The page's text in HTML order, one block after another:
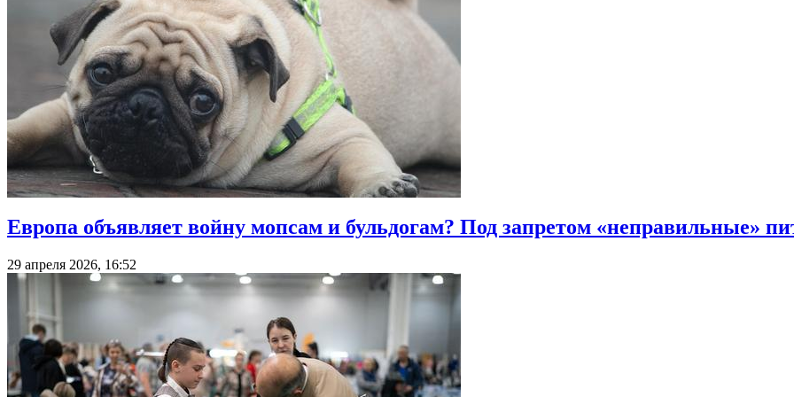
Европа объявляет войну мопсам и бульдогам? Под запретом «неправильные»
29 апреля 2026, 16:52